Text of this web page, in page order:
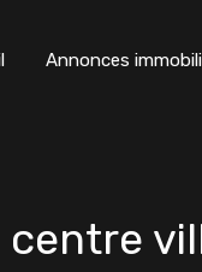
Annonces
centre